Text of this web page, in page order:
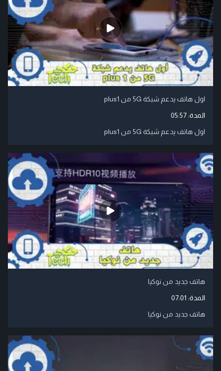
اول هاتف يدعم شبكة 5G من plus1
المدة:05:57
اول هاتف يدعم شبكة 5G من plus1
هاتف جديد من نوكيا
المدة: 07:01
هاتف جديد من نوكيا